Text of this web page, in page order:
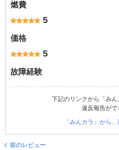
燃費
5
価格
5
故障経験
下記のリンクから「みん
違反報告がで
「みんカラ」から
前のレビュー